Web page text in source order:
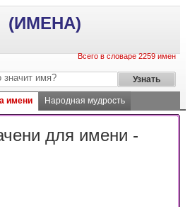
(ИМЕНА)
Всего в словаре 2259 имен
имени Народная мудрость
для имени -